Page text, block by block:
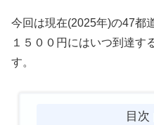
今回は現在(2025年)の47都
１５００円にはいつ到達す
す。
目次